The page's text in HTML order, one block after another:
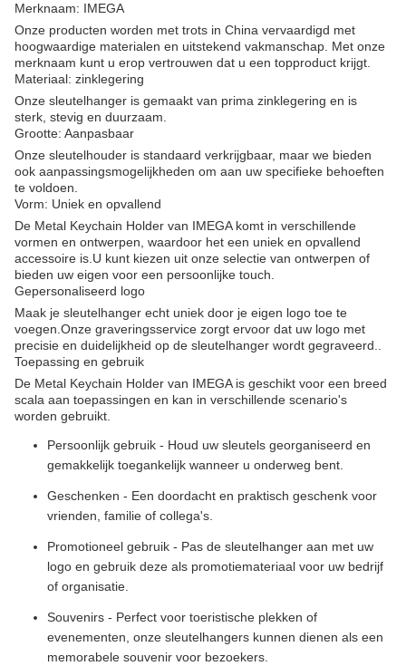
Merknaam: IMEGA
Onze producten worden met trots in China vervaardigd met
hoogwaardige materialen en uitstekend vakmanschap. Met onze
merknaam kunt u erop vertrouwen dat u een topproduct krijgt.
Materiaal: zinklegering
Onze sleutelhanger is gemaakt van prima zinklegering en is
sterk, stevig en duurzaam.
Grootte: Aanpasbaar
Onze sleutelhouder is standaard verkrijgbaar, maar we bieden
ook aanpassingsmogelijkheden om aan uw specifieke behoeften
te voldoen.
Vorm: Uniek en opvallend
De Metal Keychain Holder van IMEGA komt in verschillende
vormen en ontwerpen, waardoor het een uniek en opvallend
accessoire is.U kunt kiezen uit onze selectie van ontwerpen of
bieden uw eigen voor een persoonlijke touch.
Gepersonaliseerd logo
Maak je sleutelhanger echt uniek door je eigen logo toe te
voegen.Onze graveringsservice zorgt ervoor dat uw logo met
precisie en duidelijkheid op de sleutelhanger wordt gegraveerd..
Toepassing en gebruik
De Metal Keychain Holder van IMEGA is geschikt voor een breed
scala aan toepassingen en kan in verschillende scenario's
worden gebruikt.
Persoonlijk gebruik - Houd uw sleutels georganiseerd en
gemakkelijk toegankelijk wanneer u onderweg bent.
Geschenken - Een doordacht en praktisch geschenk voor
vrienden, familie of collega's.
Promotioneel gebruik - Pas de sleutelhanger aan met uw
logo en gebruik deze als promotiemateriaal voor uw bedrijf
of organisatie.
Souvenirs - Perfect voor toeristische plekken of
evenementen, onze sleutelhangers kunnen dienen als een
memorabele souvenir voor bezoekers.